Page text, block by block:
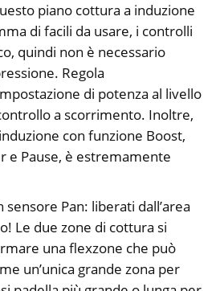
piano cottura a induzione
di facili da usare, i controlli
quindi non è necessario
Regola
di potenza al livello
a scorrimento. Inoltre,
con funzione Boost,
e Pause, è estremamente
Pan: liberati dall’area
Le due zone di cottura si
una flexzone che può
un’unica grande zona per